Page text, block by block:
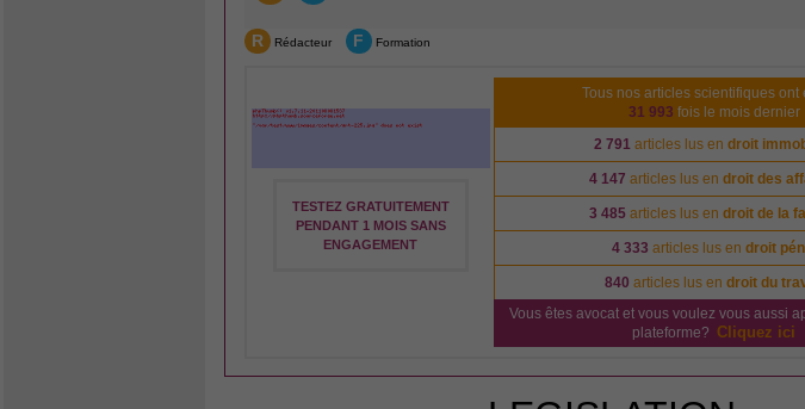
R Rédacteur F Formation
TESTEZ GRATUITEMENT
PENDANT 1 MOIS SANS
ENGAGEMENT
Tous nos articles scientifiques ont
31 993 fois le mois dernier
2 791 articles lus endroit
4 147 articles lus endroit des
3 485 articles lus endroit de la
4 333 articles lus en droit
840 articles lus en droit du
Vous êtes avocat et vous voulez vous aussi
plateforme? Cliquez ici